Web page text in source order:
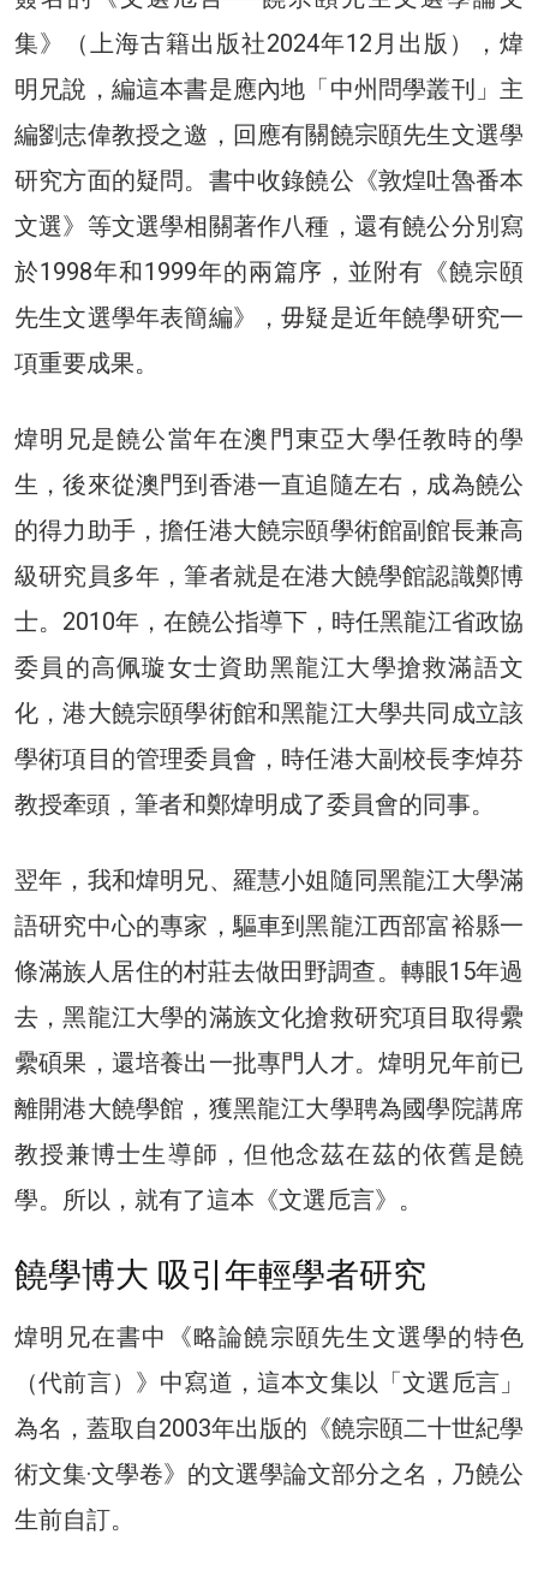
集》（上海古籍出版社2024年12月出版），煒
明兄說，編這本書是應內地「中州問學叢刊」主
編劉志偉教授之邀，回應有關饒宗頤先生文選學
研究方面的疑問。書中收錄饒公《敦煌吐魯番本
文選》等文選學相關著作八種，還有饒公分別寫
於1998年和1999年的兩篇序，並附有《饒宗頤
先生文選學年表簡編》，毋疑是近年饒學研究一
項重要成果。
煒明兄是饒公當年在澳門東亞大學任教時的學
生，後來從澳門到香港一直追隨左右，成為饒公
的得力助手，擔任港大饒宗頤學術館副館長兼高
級研究員多年，筆者就是在港大饒學館認識鄭博
士。2010年，在饒公指導下，時任黑龍江省政協
委員的高佩璇女士資助黑龍江大學搶救滿語文
化，港大饒宗頤學術館和黑龍江大學共同成立該
學術項目的管理委員會，時任港大副校長李焯芬
教授牽頭，筆者和鄭煒明成了委員會的同事。
翌年，我和煒明兄、羅慧小姐隨同黑龍江大學滿
語研究中心的專家，驅車到黑龍江西部富裕縣一
條滿族人居住的村莊去做田野調查。轉眼15年過
去，黑龍江大學的滿族文化搶救研究項目取得纍
纍碩果，還培養出一批專門人才。煒明兄年前已
離開港大饒學館，獲黑龍江大學聘為國學院講席
教授兼博士生導師，但他念茲在茲的依舊是饒
學。所以，就有了這本《文選卮言》。
饒學博大 吸引年輕學者研究
煒明兄在書中《略論饒宗頤先生文選學的特色
（代前言）》中寫道，這本文集以「文選卮言」
為名，蓋取自2003年出版的《饒宗頤二十世紀學
術文集·文學卷》的文選學論文部分之名，乃饒公
生前自訂。